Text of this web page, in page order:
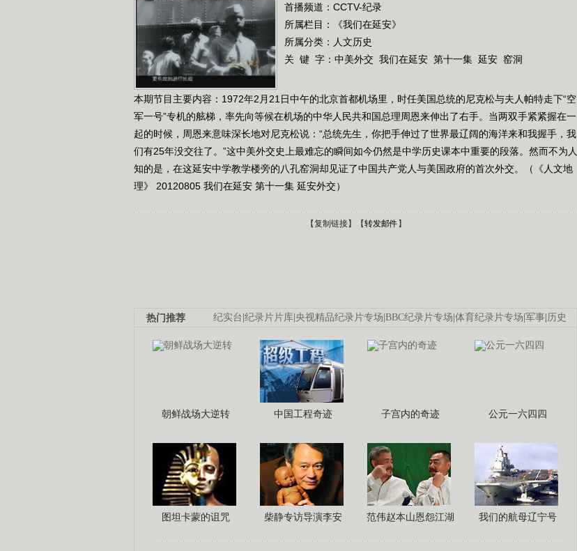
首播频道： CCTV-纪录
所属栏目：
《我们在延安》
所属分类：人文历史
关 键 字： 中美外交 我们在延安 第十一集 延安 窑洞
本期节目主要内容：1972年2月21日中午的北京首都机场里，时任美国总统的尼克松与夫人帕特走下“空
军一号”专机的舷梯，率先向等候在机场的中华人民共和国总理周恩来伸出了右手。当两双手紧紧握在一
起的时候，周恩来意味深长地对尼克松说：“总统先生，你把手伸过了世界最辽阔的海洋来和我握手，我
们有25年没交往了。”这中美外交史上最难忘的瞬间如今仍然是中学历史课本中重要的段落。然而不为人
知的是，在这延安中学教学楼旁的八孔窑洞却见证了中国共产党人与美国政府的首次外交。（《人文地
理》 20120805 我们在延安 第十一集 延安外交）
【复制链接】【转发邮件 】
纪实台 纪录片片库 央视精品纪录片专场 BBC纪录片专场 体育纪录片专场 军事 历史
热门推荐
朝鲜战场大逆转 中国工程奇迹 子宫内的奇迹 公元一六四四
图坦卡蒙的诅咒 柴静专访导演李安 范伟赵本山恩怨江湖 我们的航母辽宁号